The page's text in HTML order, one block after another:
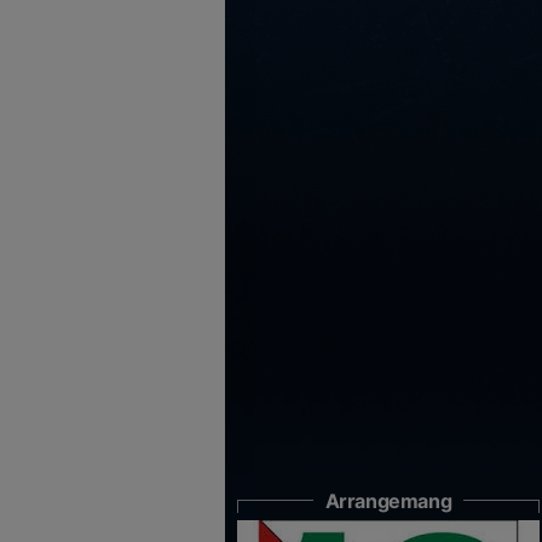
Arrangemang